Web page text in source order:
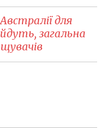
для
загальна